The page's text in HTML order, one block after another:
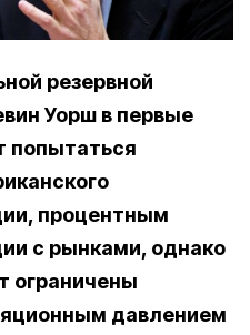
резервной
Уорш в первые
попытаться
процентным
с рынками, однако
ограничены
давлением